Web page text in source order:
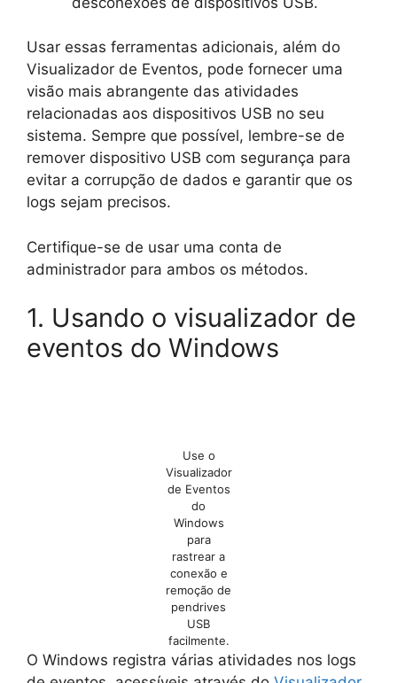
Usar essas ferramentas adicionais, além do
Visualizador de Eventos, pode fornecer uma
visão mais abrangente das atividades
relacionadas aos dispositivos USB no seu
sistema. Sempre que possível, lembre-se de
remover dispositivo USB com segurança para
evitar a corrupção de dados e garantir que os
logs sejam precisos.
Certifique-se de usar uma conta de
administrador para ambos os métodos.
1. Usando o visualizador de
eventos do Windows
Use o
Visualizador
de Eventos
do
Windows
para
rastrear a
conexão e
remoção de
pendrives
USB
facilmente.
O Windows registra várias atividades nos logs